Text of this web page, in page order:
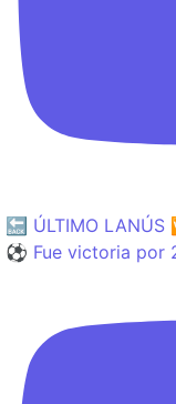
🔙 ÚLTIMO LANÚS
⚽️ Fue victoria por